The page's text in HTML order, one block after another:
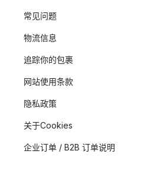
常见问题
物流信息
追踪你的包裹
网站使用条款
隐私政策
关于Cookies
企业订单 / B2B 订单说明